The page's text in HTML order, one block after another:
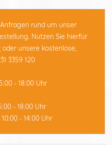
rund um unser
Nutzen Sie hierfür
oder unsere kostenlose,
3359 120
- 18:00 Uhr
- 18:00 Uhr
- 14:00 Uhr